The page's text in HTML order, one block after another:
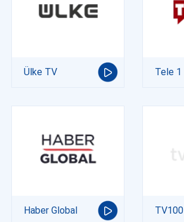
Ülke TV Tele 1
Haber Global TV100